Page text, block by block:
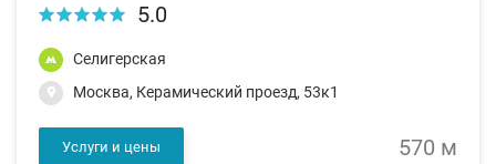
5.0
Селигерская
Москва, Керамический проезд, 53к1
Услуги и цены 570 м